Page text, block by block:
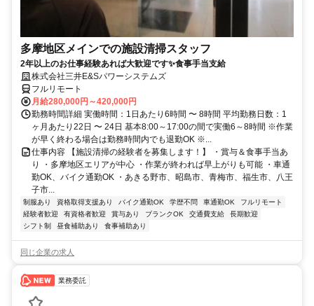
多摩地区メインでの施設清掃スタッフ
2年以上のお仕事経験あれば大歓迎です✨食事手当支給
株式会社三井E&Sパワーシステムズ
フルリモート
月給280,000円～420,000円
勤務時間詳細 実働時間：1日あたり6時間 〜 8時間 平均勤務日数：1
ヶ月あたり22日 〜 24日 基本8:00～17:00の間で実働6～8時間 ※作業
が早く終わる場合は勤務時間内でも退勤OK ※...
仕事内容 【施設清掃の経験者を募集します！】 ・賞与＆食事手当あ
り ・多摩地区エリアが中心 ・作業が終われば早上がりも可能 ・車通
勤OK、バイク通勤OK ・あきる野市、昭島市、青梅市、福生市、八王
子市...
制服あり 資格取得支援あり バイク通勤OK 学歴不問 車通勤OK
フルリモート
経験者歓迎
有資格者歓迎 賞与あり ブランクOK 交通費支給
長期歓迎
シフト制
昼食補助あり 食事補助あり
同じ企業の求人
業務委託